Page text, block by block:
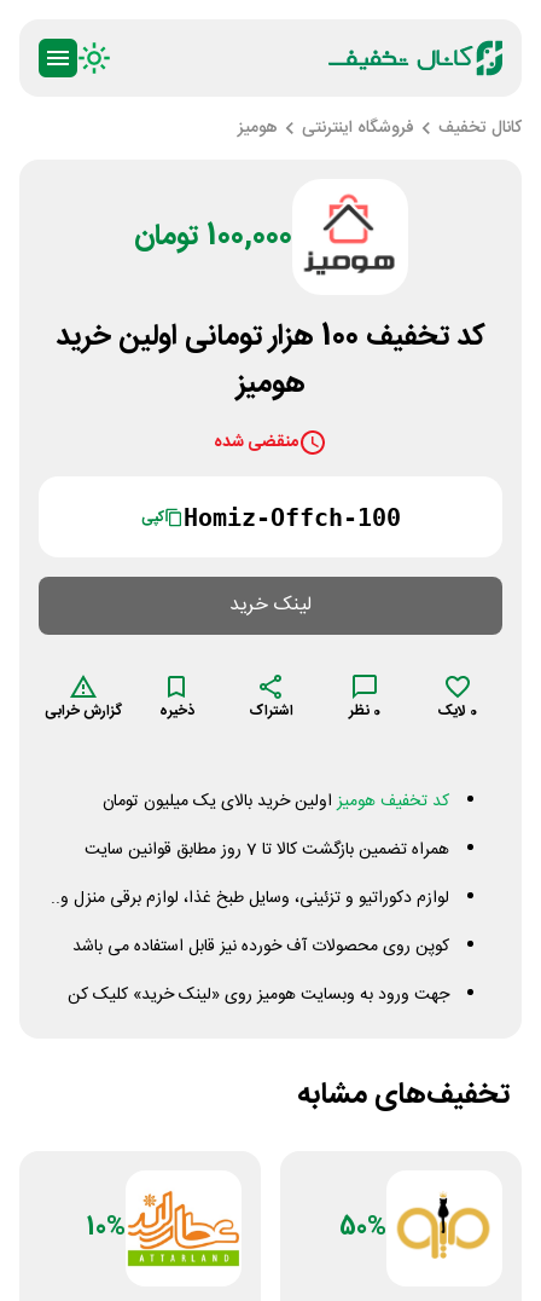
کانال تخفیف فروشگاه اینترنتی هومیز
100,000 تومان
کد تخفیف 100 هزار تومانی اولین خرید
هومیز
منقضی شده
Homiz-Offch-100 کپی
لینک خرید
0 لایک 0 نظر اشتراک ذخیره گزارش خرابی
کد تخفیف هومیزاولین خرید بالای یک میلیون تومان
همراه تضمین بازگشت کالا تا 7 روز مطابق قوانین سایت
لوازم دکوراتیو و تزئینی، وسایل طبخ غذا، لوازم برقی منزل و..
کوپن روی محصولات آف خورده نیز قابل استفاده می باشد
جهت ورود به وبسایت هومیز روی «لینک خرید» کلیک کن
تخفیف‌های مشابه
50%
10%